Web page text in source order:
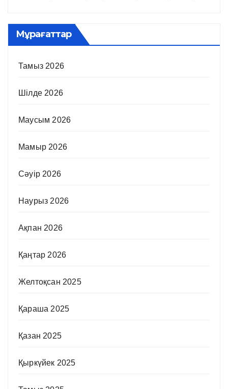
Мұрағаттар
Тамыз 2026
Шілде 2026
Маусым 2026
Мамыр 2026
Сәуір 2026
Наурыз 2026
Ақпан 2026
Қаңтар 2026
Желтоқсан 2025
Қараша 2025
Қазан 2025
Қыркүйек 2025